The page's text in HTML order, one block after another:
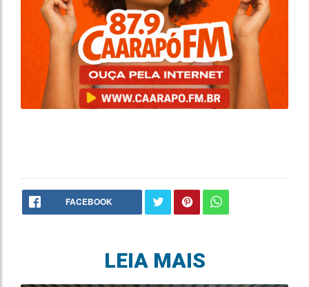
FACEBOOK
LEIA MAIS